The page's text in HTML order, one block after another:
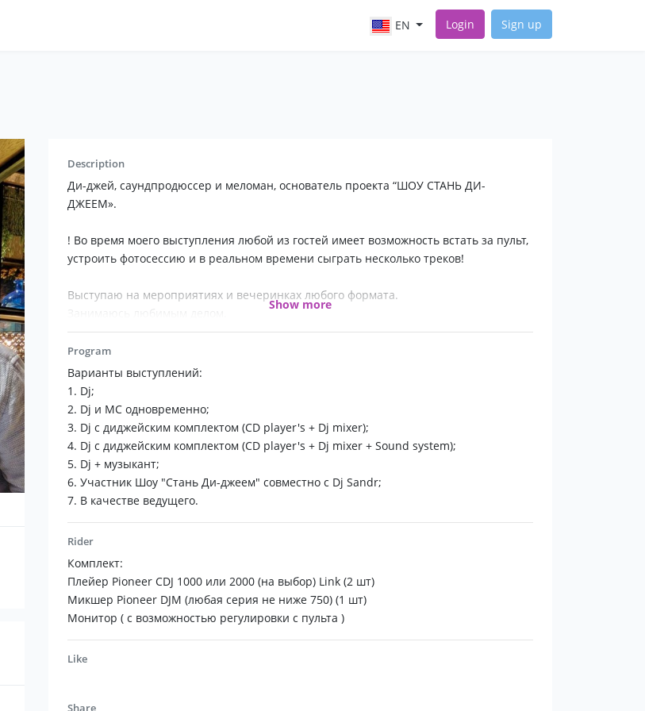
EN Login Sign up
Description
Ди-джей, саундпродюссер и меломан, основатель проекта “ШОУ СТАНЬ ДИ-
ДЖЕЕМ».
! Во время моего выступления любой из гостей имеет возможность встать за пульт,
устроить фотосессию и в реальном времени сыграть несколько треков!
Выступаю на мероприятиях и вечеринках любого формата.
На выступлениях использую авторскую музыку.
ПРОФИ, с более чем 15-летним стажем выступлений.
Обладаю коллекцией более 2500 виниловых пластинок. Издаюсь на западных
лейблах и захожу в чарты Beatport
23 место в рейтинге promodj (ди-джей, все стили, годовой)
Наличие шенгенской визы.
Гастролирую с 2006 года (Черногория, Хорватия, Испания, Португалия, Турция,
Греция, Мальта.
Основатель и участник проекта "Стань Ди-джеем".
Самый длинный сет - 9 часов (выступление для компании Schwarzkopf , 2007 г.,
Египет).
Сотрудничество с компаниями:
Schwarzkopf,
Show more
Program
Варианты выступлений:
1. Dj;
2. Dj и MC одновременно;
3. Dj c диджейским комплектом (CD player's + Dj mixer);
4. Dj c диджейским комплектом (CD player's + Dj mixer + Sound system);
5. Dj + музыкант;
6. Участник Шоу "Стань Ди-джеем" совместно с Dj Sandr;
7. В качестве ведущего.
Rider
Комплект:
Плейер Pioneer CDJ 1000 или 2000 (на выбор) Link (2 шт)
Микшер Pioneer DJM (любая серия не ниже 750) (1 шт)
Монитор ( с возможностью регулировки с пульта )
Like
Share